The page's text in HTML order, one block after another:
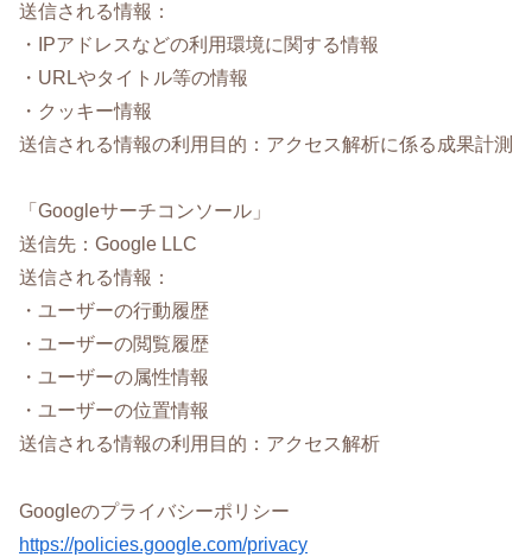
送信される情報：
・IPアドレスなどの利用環境に関する情報
・URLやタイトル等の情報
・クッキー情報
送信される情報の利用目的：アクセス解析に係る成果計測
「Googleサーチコンソール」
送信先：Google LLC
送信される情報：
・ユーザーの行動履歴
・ユーザーの閲覧履歴
・ユーザーの属性情報
・ユーザーの位置情報
送信される情報の利用目的：アクセス解析
Googleのプライバシーポリシー
https://policies.google.com/privacy